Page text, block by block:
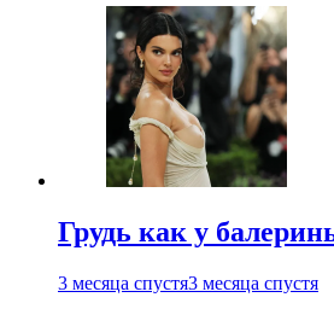
Грудь как у
3 месяца спустя3 месяца спустя